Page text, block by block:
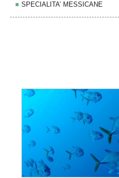
SPECIALITA’ MESSICANE
BUON PIATTO DI PESCE ....